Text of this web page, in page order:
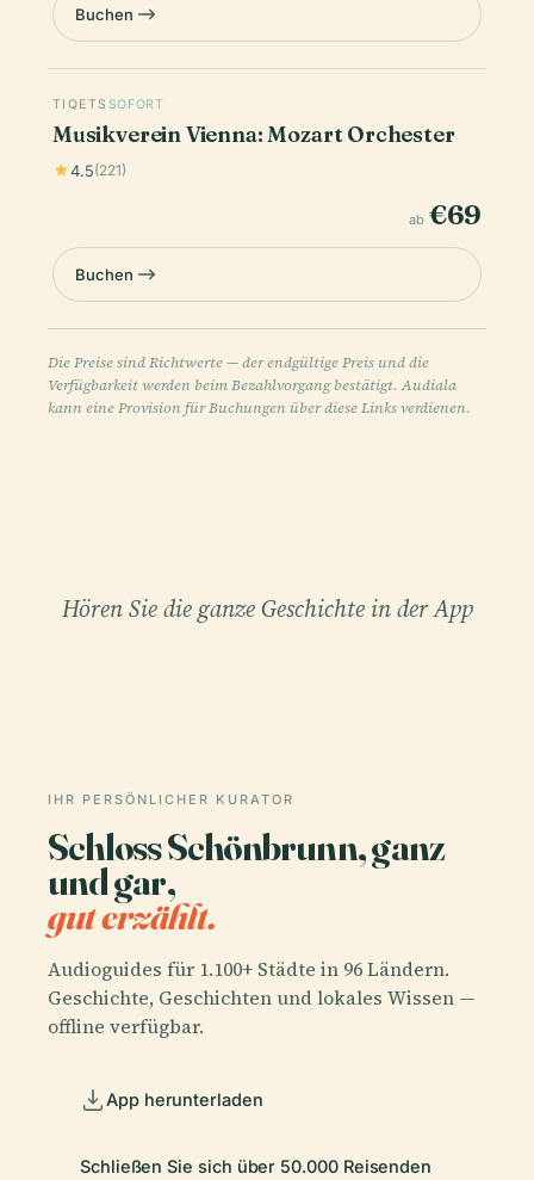
Buchen
TIQETS SOFORT
Musikverein Vienna: Mozart Orchester
4.5(221)
ab €69
Buchen
Die Preise sind Richtwerte — der endgültige Preis und die
Verfügbarkeit werden beim Bezahlvorgang bestätigt. Audiala
kann eine Provision für Buchungen über diese Links verdienen.
Hören Sie die ganze Geschichte in der App
IHR PERSÖNLICHER KURATOR
Schloss Schönbrunn, ganz
und gar,
gut erzählt.
Audioguides für 1.100+ Städte in 96 Ländern.
Geschichte, Geschichten und lokales Wissen —
offline verfügbar.
App herunterladen
Schließen Sie sich über 50.000 Reisenden